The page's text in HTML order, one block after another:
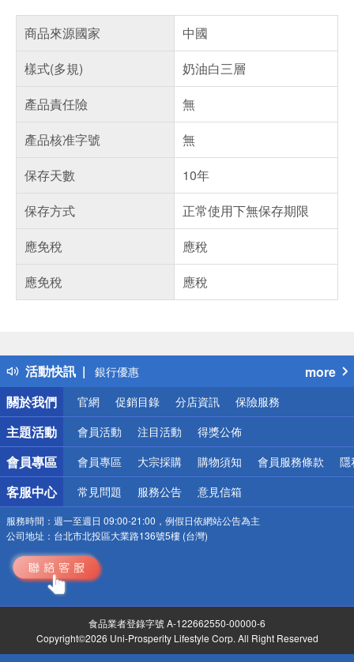
商品來源國家
中國
樣式(多規)
奶油白三層
產品責任險
無
產品核准字號
無
保存天數
10年
保存方式
正常使用下無保存期限
應免稅
應稅
應免稅
應稅
活動快訊
詐騙網頁！請小心！
銀行優惠
偏遠地區配送
詐騙網頁！請小心！
more
關於我們
官網 促銷目錄 分店資訊 保險服務
主題活動 會員活動 注目活動 得獎公佈
會員專區 會員專區 大宗採購 購物須知 會員服務條款 隱
客服中心 常見問題 服務公告 意見信箱
服務時間： 週一至週日 09:00-21:00，例假日依網站公告為主
公司地址： 台北市北投區大業路136號5樓 (台灣)
食品業者登錄字號 A-122662550-00000-6
Copyright©2026 Uni-Prosperity Lifestyle Corp. All Right Reserved